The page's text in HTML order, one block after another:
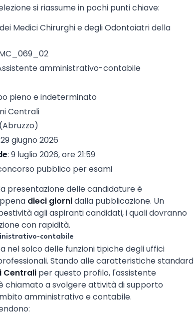
si riassume in pochi punti chiave:
Medici Chirurghi e degli Odontoiatri della
amministrativo-contabile
pieno e indeterminato
Centrali
giugno 2026
: 9 luglio 2026, ore 21:59
pubblico per esami
presentazione delle candidature è
dieci giornidalla pubblicazione. Un
agli aspiranti candidati, i quali dovranno
con rapidità.
contabile
nel solco delle funzioni tipiche degli uffici
Stando alle caratteristiche standard
Centrali per questo profilo, l'assistente
a svolgere attività di supporto
amministrativo e contabile.